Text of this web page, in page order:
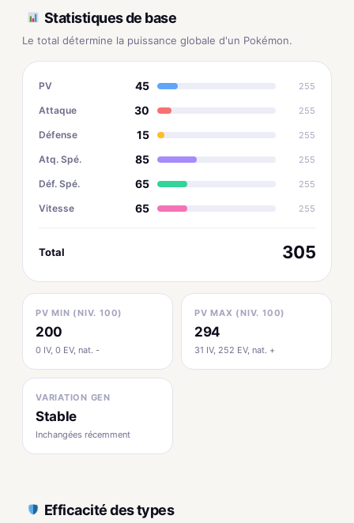
Statistiques de base
Le total détermine la puissance globale d'un Pokémon.
PV 45 255
Attaque 30 255
Défense 15 255
Atq. Spé. 85 255
Déf. Spé. 65 255
Vitesse 65 255
Total 305
PV MIN (NIV. 100)
200
0 IV, 0 EV, nat. -
PV MAX (NIV. 100)
294
31 IV, 252 EV, nat. +
VARIATION GEN
Stable
Inchangées récemment
Efficacité des types